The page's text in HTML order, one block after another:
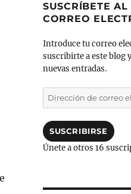
SUSCRÍBETE
CORREO
Introduce tu correo
suscribirte a este blog
nuevas entradas.
Dirección
de
electrónico
SUSCRIBIRSE
Únete a otros 16